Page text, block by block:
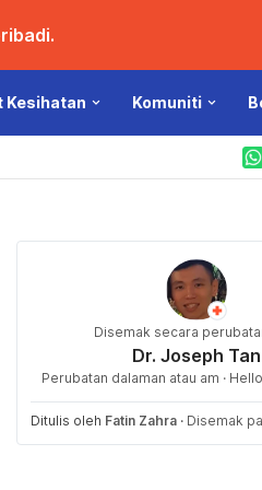
Kesihatan Komuniti
Disemak secara
Dr. Joseph Tan
Perubatan dalaman atau am ·
Ditulis oleh Fatin Zahra · Disemak